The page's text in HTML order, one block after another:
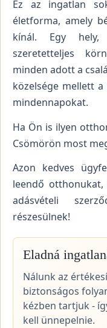
Ez az ingatlan
életforma, amely
kínál. Egy
szeretetteljes
minden adott a
közelsége mellett
mindennapokat.
Ha Ön is ilyen
Csömörön most
Azon kedves
leendő
adásvételi
részesülnek!
Eladná
Nálunk az
biztonságos
kézben tartjuk -
kell ünnepelnie.